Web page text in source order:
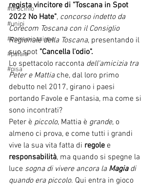
#tirocinio
#unipi
#comunicazione
#palaia
#pisa
regista vincitore di "Toscana in Spot
2022 No Hate", concorso indetto da
Corecom Toscana con il Consiglio
Regionale della Toscana, presentando il
suo spot "Cancella l'odio".
Lo spettacolo racconta dell'amicizia tra
Peter e Mattia che, dal loro primo
debutto nel 2017, girano i paesi
portando Favole e Fantasia, ma come si
sono incontrati?
Peter è piccolo, Mattia è grande, o
almeno ci prova, e come tutti i grandi
vive la sua vita fatta di regole e
responsabilità, ma quando si spegne la
luce sogna di vivere ancora la Magia di
quando era piccolo. Qui entra in gioco